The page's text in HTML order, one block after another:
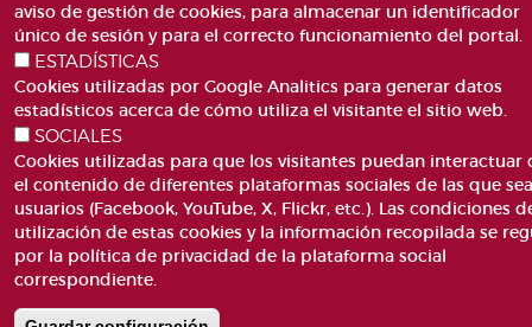
aviso de gestión de cookies, para almacenar un identificador
único de sesión y para el correcto funcionamiento del portal.
ESTADÍSTICAS
Cookies utilizadas por Google Analitics para generar datos
estadísticos acerca de cómo utiliza el visitante el sitio web.
SOCIALES
Cookies utilizadas para que los visitantes puedan interactuar
el contenido de diferentes plataformas sociales de las que
usuarios (Facebook, YouTube, X, Flickr, etc.). Las condiciones
utilización de estas cookies y la información recopilada se
por la política de privacidad de la plataforma social
correspondiente.